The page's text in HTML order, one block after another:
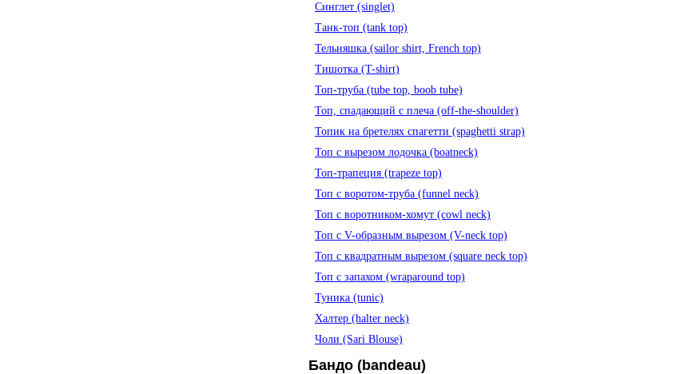
Синглет (singlet)
Танк-топ (tank top)
Тельняшка (sailor shirt, French top)
Тишотка (T-shirt)
Топ-труба (tube top, boob tube)
Топ, спадающий с плеча (off-the-shoulder)
Топик на бретелях спагетти (spaghetti strap)
Топ с вырезом лодочка (boatneck)
Топ-трапеция (trapeze top)
Топ с воротом-труба (funnel neck)
Топ с воротником-хомут (cowl neck)
Топ с V-образным вырезом (V-neck top)
Топ с квадратным вырезом (square neck top)
Топ с запахом (wraparound top)
Туника (tunic)
Халтер (halter neck)
Чоли (Sari Blouse)
Бандо (bandeau)